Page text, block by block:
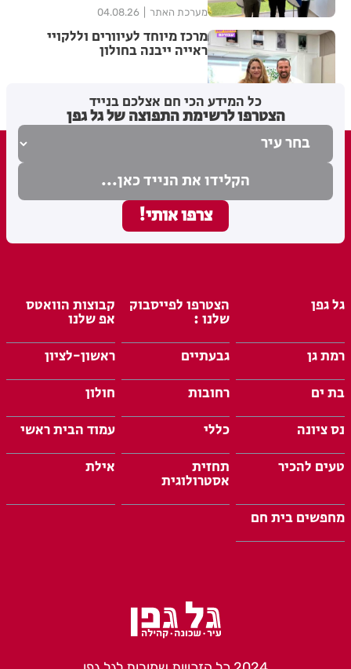
מערכת האתר 04.08.26
מרכז מיוחד לעיוורים וללקויי
ראייה ייבנה בחולון
מערכת האתר 03.08.26
כל המידע הכי חם אצלכם בנייד
הצטרפו לרשימת התפוצה של גל גפן
גל גפן הצטרפו לפייסבוק
שלנו :
קבוצות הוואטס
אפ שלנו
רמת גן
גבעתיים
ראשון-לציון
בת ים
רחובות
חולון
נס ציונה
כללי
עמוד הבית ראשי
טעים להכיר
תחזית
אסטרולוגית
אילת
מחפשים בית חם